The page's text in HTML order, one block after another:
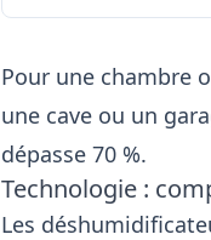
Pour une chambre
une cave ou un
dépasse 70 %.
Technologie :
Les